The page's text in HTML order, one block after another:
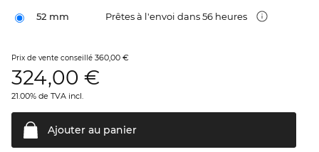
52 mm Prêtes à l'envoi dans 56 heures
Prix de vente conseillé 360,00 €
324,00 €
21.00% de TVA incl.
Ajouter au panier